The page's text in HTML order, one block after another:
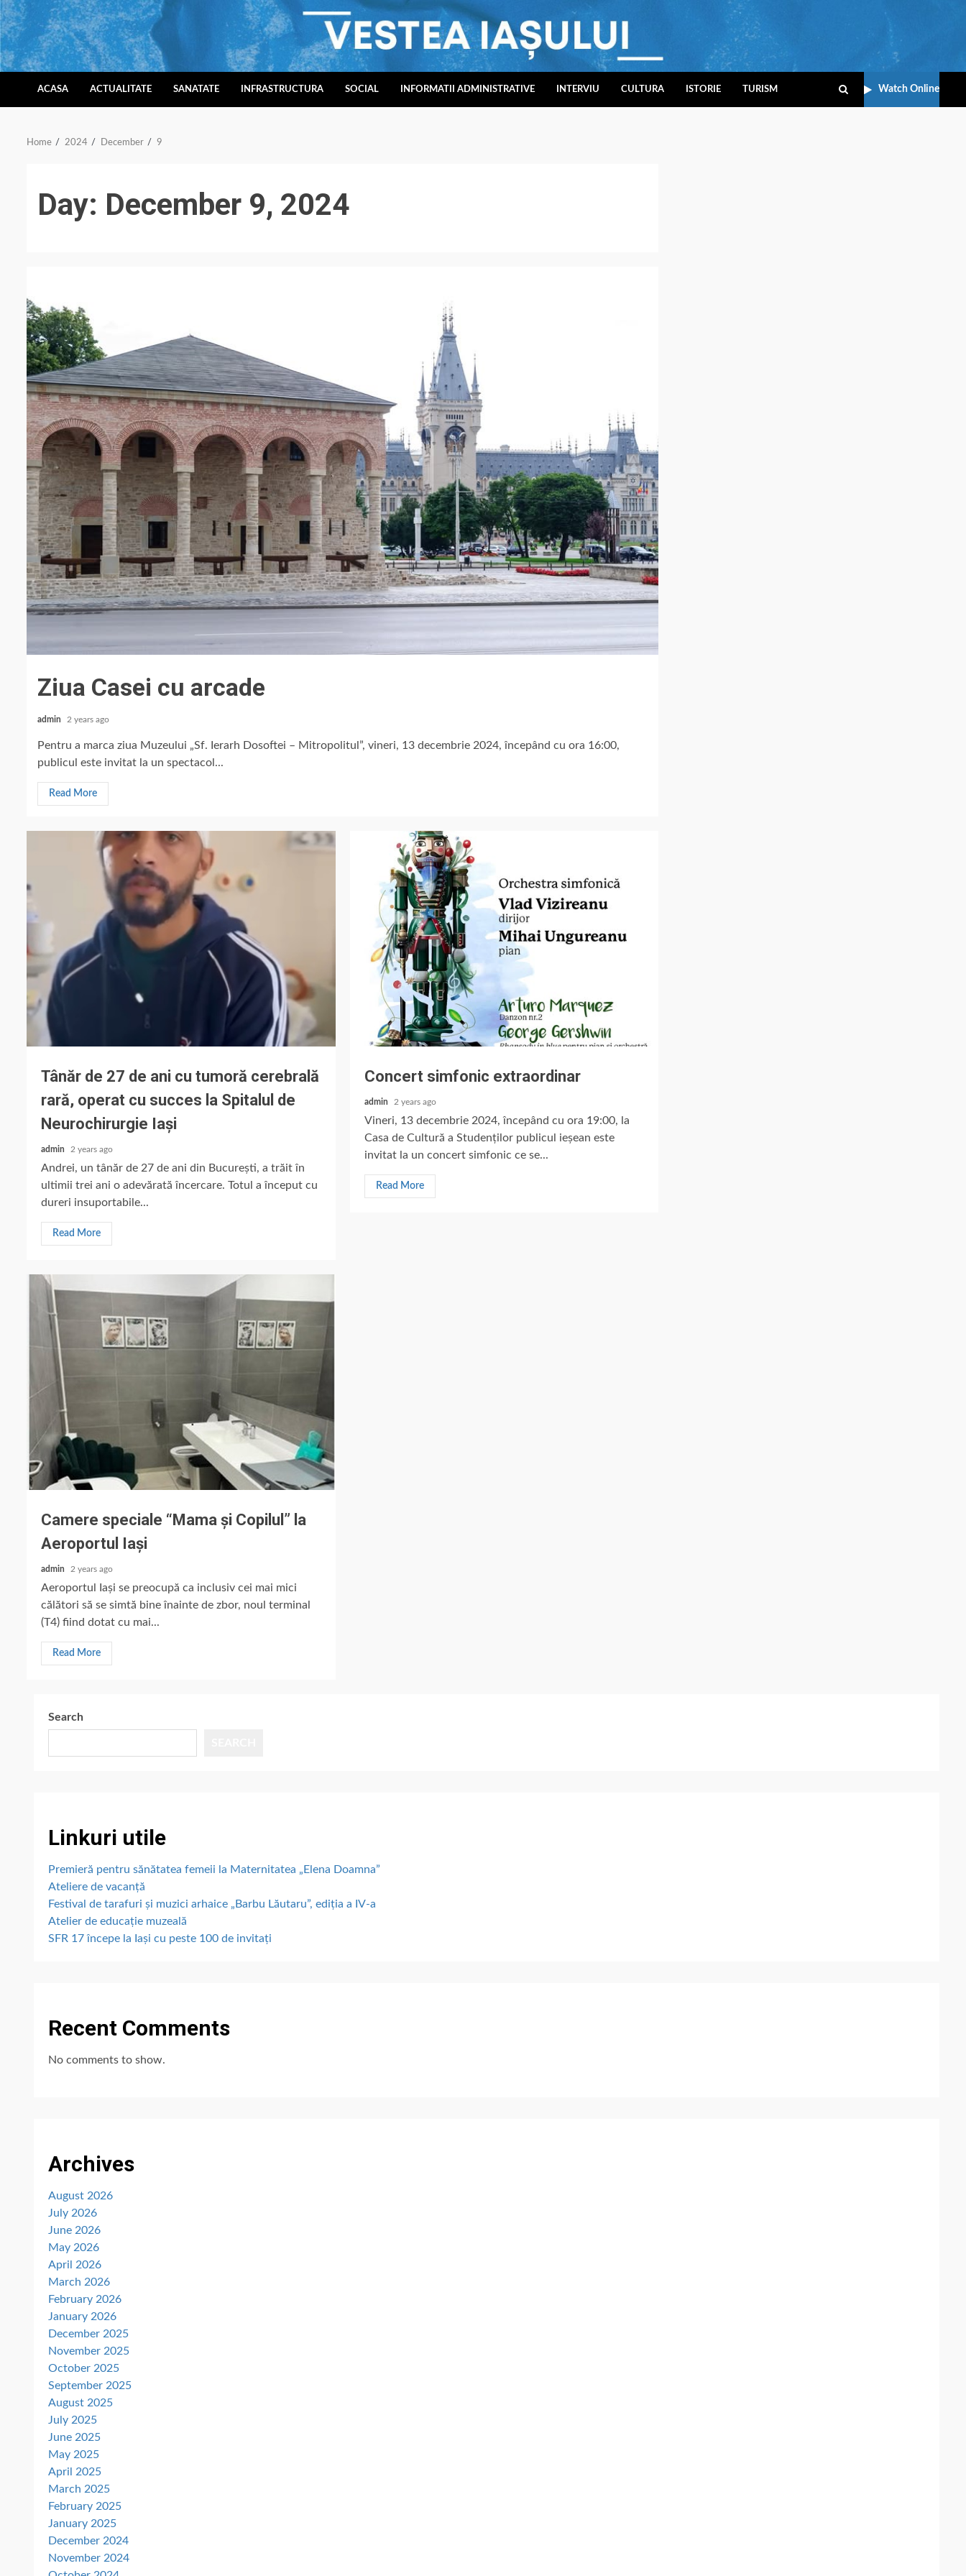
Skip
to
content
ACASA ACTUALITATE SANATATE INFRASTRUCTURA SOCIAL INFORMATII ADMINISTRATIVE INTERVIU CULTURA ISTORIE TURISM Watch Online
Home 2024 December 9
Day: December 9, 2024
Ziua Casei cu arcade
admin 2 years ago
Pentru a marca ziua Muzeului „Sf. Ierarh Dosoftei – Mitropolitul”, vineri, 13 decembrie 2024, începând cu ora 16:00,
publicul este invitat la un spectacol...
Read More
Tânăr de 27 de ani cu tumoră cerebrală
rară, operat cu succes la Spitalul de
Neurochirurgie Iași
admin 2 years ago
Andrei, un tânăr de 27 de ani din București, a trăit în
ultimii trei ani o adevărată încercare. Totul a început cu
dureri insuportabile...
Read More
Concert simfonic extraordinar
admin 2 years ago
Vineri, 13 decembrie 2024, începând cu ora 19:00, la
Casa de Cultură a Studenților publicul ieșean este
invitat la un concert simfonic ce se...
Read More
Camere speciale “Mama și Copilul” la
Aeroportul Iași
admin 2 years ago
Aeroportul Iași se preocupă ca inclusiv cei mai mici
călători să se simtă bine înainte de zbor, noul terminal
(T4) fiind dotat cu mai...
Read More
Search
Linkuri utile
Premieră pentru sănătatea femeii la Maternitatea „Elena Doamna”
Ateliere de vacanță
Festival de tarafuri și muzici arhaice „Barbu Lăutaru”, ediția a IV-a
Atelier de educație muzeală
SFR 17 începe la Iași cu peste 100 de invitați
Recent Comments
No comments to show.
Archives
August 2026
July 2026
June 2026
May 2026
April 2026
March 2026
February 2026
January 2026
December 2025
November 2025
October 2025
September 2025
August 2025
July 2025
June 2025
May 2025
April 2025
March 2025
February 2025
January 2025
December 2024
November 2024